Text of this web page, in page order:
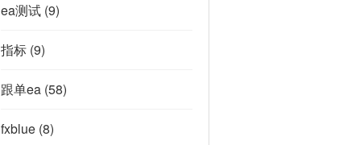
ea测试(9)
指标(9)
跟单ea(58)
fxblue(8)